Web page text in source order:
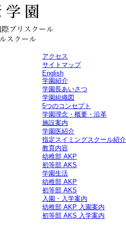
アクセス
サイトマップ
English
学園紹介
学園長あいさつ
学園組織図
5つのコンセプト
学園理念・概要・沿革
施設案内
学園医紹介
指定スイミングスクール紹介
教育内容
幼稚部 AKP
初等部 AKS
学園生活
幼稚部 AKP
初等部 AKS
入園・入学案内
幼稚部 AKP 入園案内
初等部 AKS 入学案内